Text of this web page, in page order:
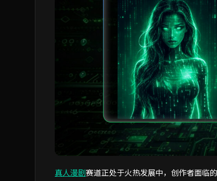
真人漫剧赛道正处于火热发展中，创作者面临